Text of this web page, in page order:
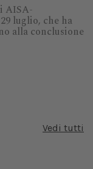
AISA-
luglio, che ha
alla conclusione
Vedi tutti